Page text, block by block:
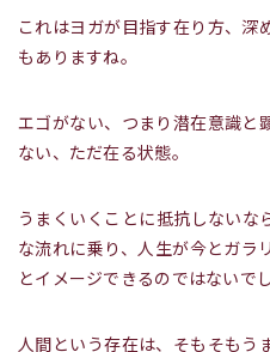
これはヨガが目指す在り方、深
もありますね。
エゴがない、つまり潜在意識と
ない、ただ在る状態。
うまくいくことに抵抗しないな
な流れに乗り、人生が今とガラ
とイメージできるのではないで
人間という存在は、そもそもう